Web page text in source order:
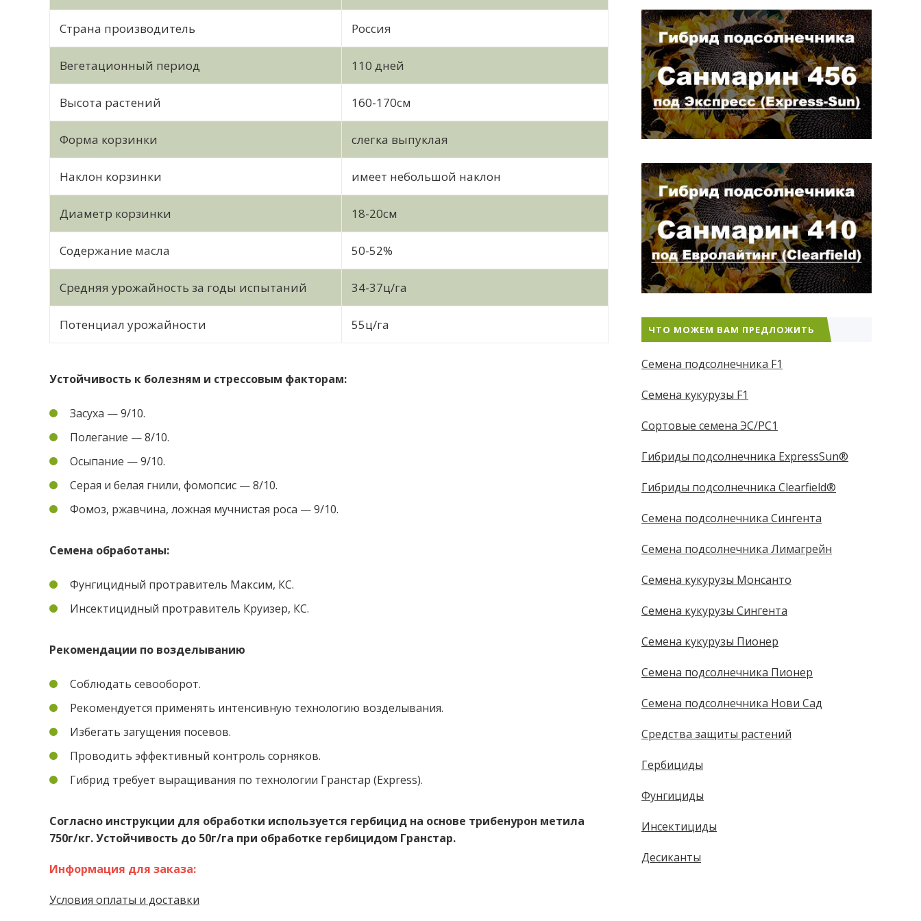
Страна производитель Россия
Вегетационный период 110 дней
Высота растений 160-170см
Форма корзинки слегка выпуклая
Наклон корзинки имеет небольшой наклон
Диаметр корзинки 18-20см
Содержание масла 50-52%
Средняя урожайность за годы испытаний 34-37ц/га
Потенциал урожайности 55ц/га
Устойчивость к болезням и стрессовым факторам:
Засуха — 9/10.
Полегание — 8/10.
Осыпание — 9/10.
Серая и белая гнили, фомопсис — 8/10.
Фомоз, ржавчина, ложная мучнистая роса — 9/10.
Семена обработаны:
Фунгицидный протравитель Максим, КС.
Инсектицидный протравитель Круизер, КС.
Рекомендации по возделыванию
Соблюдать севооборот.
Рекомендуется применять интенсивную технологию возделывания.
Избегать загущения посевов.
Проводить эффективный контроль сорняков.
Гибрид требует выращивания по технологии Гранстар (Express).
Согласно инструкции для обработки используется гербицид на основе трибенурон метила
750г/кг. Устойчивость до 50г/га при обработке гербицидом Гранстар.
Информация для заказа:
Условия оплаты и доставки
ЧТО МОЖЕМ ВАМ ПРЕДЛОЖИТЬ
Семена подсолнечника F1
Семена кукурузы F1
Сортовые семена ЭС/РС1
Гибриды подсолнечника ExpressSun®
Гибриды подсолнечника Clearfield®
Семена подсолнечника Сингента
Семена подсолнечника Лимагрейн
Семена кукурузы Монсанто
Семена кукурузы Сингента
Семена кукурузы Пионер
Семена подсолнечника Пионер
Семена подсолнечника Нови Сад
Средства защиты растений
Гербициды
Фунгициды
Инсектициды
Десиканты